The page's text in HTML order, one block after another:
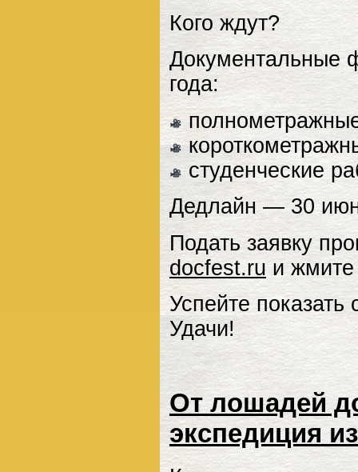
Кого ждут?
Документальные
года:
студенческие
Дедлайн — 30
Подать заявку
docfest.ruи жмите
Успейте
Удачи!
От лошадей
экспедиция